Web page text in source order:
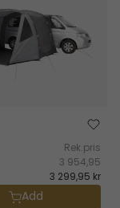
Rek.pris
3 954,95
3 299,95 kr
Add